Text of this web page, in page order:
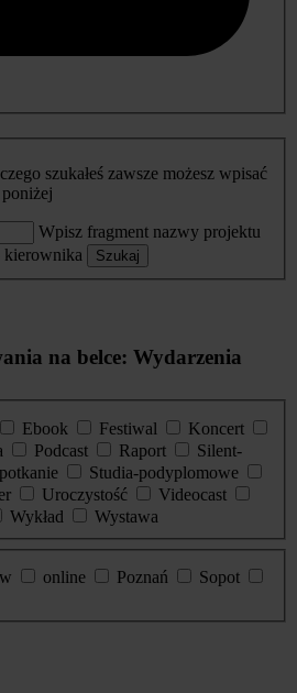
szukałeś zawsze możesz wpisać
Wpisz fragment nazwy projektu
kierownika
Szukaj
na belce: Wydarzenia
Ebook Festiwal
Koncert
Podcast Raport
Silent-
Studia-podyplomowe
Uroczystość
Videocast
Wykład
Wystawa
online Poznań
Sopot